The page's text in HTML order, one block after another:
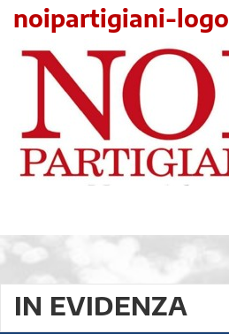
noipartigiani-logo
IN EVIDENZA